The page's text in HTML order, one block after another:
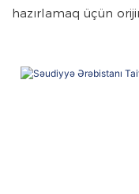
hazırlamaq üçün
örtük sistemini